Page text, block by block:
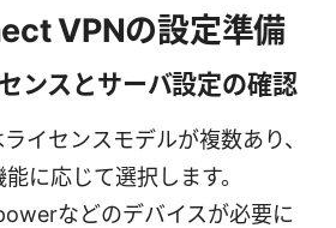
VPNの設定準備
ンスとサーバ設定の確認
イセンスモデルが複数あり、
に応じて選択します。
などのデバイスが必要に